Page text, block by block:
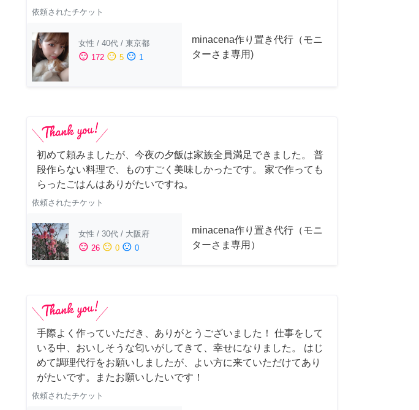
依頼されたチケット
女性 / 40代 / 東京都
sentiment_satisfied 172 sentiment_neutral 5 sentiment_dissatisfied 1
minacena作り置き代行（モニ
ターさま専用)
初めて頼みましたが、今夜の夕飯は家族全員満足できました。 普
段作らない料理で、ものすごく美味しかったです。 家で作っても
らったごはんはありがたいですね。
依頼されたチケット
女性 / 30代 / 大阪府
sentiment_satisfied 26 sentiment_neutral 0 sentiment_dissatisfied 0
minacena作り置き代行（モニ
ターさま専用）
手際よく作っていただき、ありがとうございました！ 仕事をして
いる中、おいしそうな匂いがしてきて、幸せになりました。 はじ
めて調理代行をお願いしましたが、よい方に来ていただけてあり
がたいです。またお願いしたいです！
依頼されたチケット